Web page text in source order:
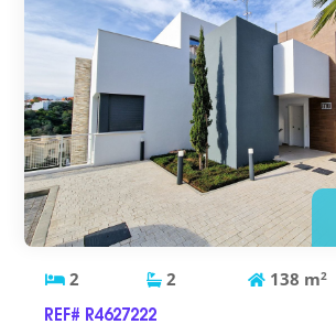
2 2 138 m2
REF# R4627222